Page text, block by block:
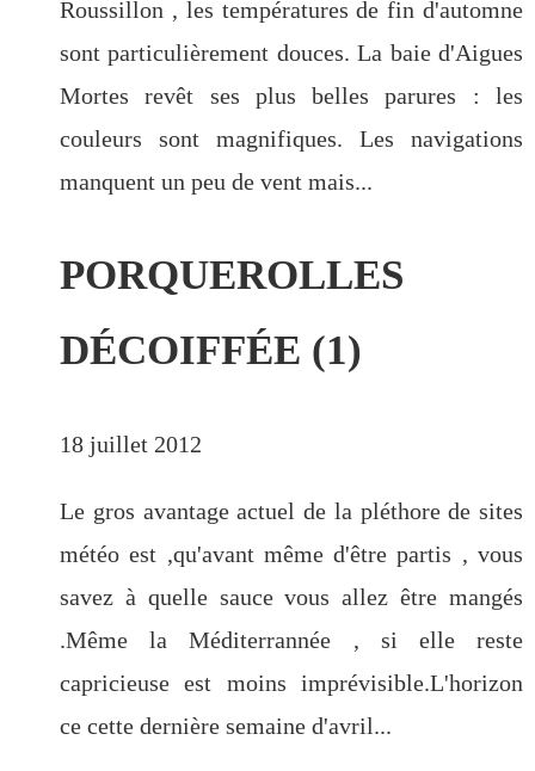
Roussillon , les températures de fin d'automne
sont particulièrement douces. La baie d'Aigues
Mortes revêt ses plus belles parures : les
couleurs sont magnifiques. Les navigations
manquent un peu de vent mais...
PORQUEROLLES
DÉCOIFFÉE (1)
18 juillet 2012
Le gros avantage actuel de la pléthore de sites
météo est ,qu'avant même d'être partis , vous
savez à quelle sauce vous allez être mangés
.Même la Méditerrannée , si elle reste
capricieuse est moins imprévisible.L'horizon
ce cette dernière semaine d'avril...